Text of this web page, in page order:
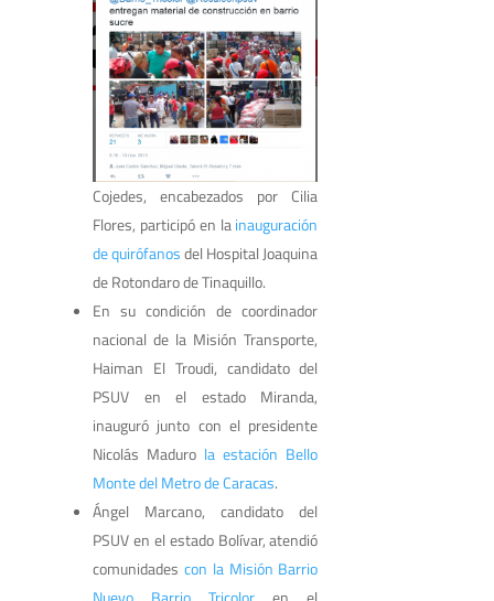
Cojedes, encabezados por Cilia
Flores, participó en lainauguración
de quirófanosdel Hospital Joaquina
de Rotondaro de Tinaquillo.
En su condición de coordinador
nacional de la Misión Transporte,
Haiman El Troudi, candidato del
PSUV en el estado Miranda,
inauguró junto con el presidente
Nicolás Maduro la estación Bello
Monte del Metro de Caracas.
Ángel Marcano, candidato del
PSUV en el estado Bolívar, atendió
comunidades con la Misión Barrio